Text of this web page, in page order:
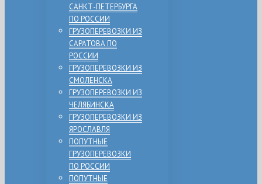
САНКТ-ПЕТЕРБУРГА
ПО РОССИИ
ГРУЗОПЕРЕВОЗКИ ИЗ
САРАТОВА ПО
РОССИИ
ГРУЗОПЕРЕВОЗКИ ИЗ
СМОЛЕНСКА
ГРУЗОПЕРЕВОЗКИ ИЗ
ЧЕЛЯБИНСКА
ГРУЗОПЕРЕВОЗКИ ИЗ
ЯРОСЛАВЛЯ
ПОПУТНЫЕ
ГРУЗОПЕРЕВОЗКИ
ПО РОССИИ
ПОПУТНЫЕ